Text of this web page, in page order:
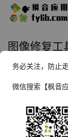
图像修复工
务必关注，防止
微信搜索【枫音